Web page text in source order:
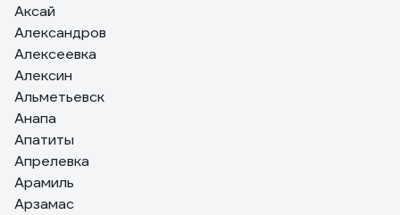
Аксай
Александров
Алексеевка
Алексин
Альметьевск
Анапа
Апатиты
Апрелевка
Арамиль
Арзамас